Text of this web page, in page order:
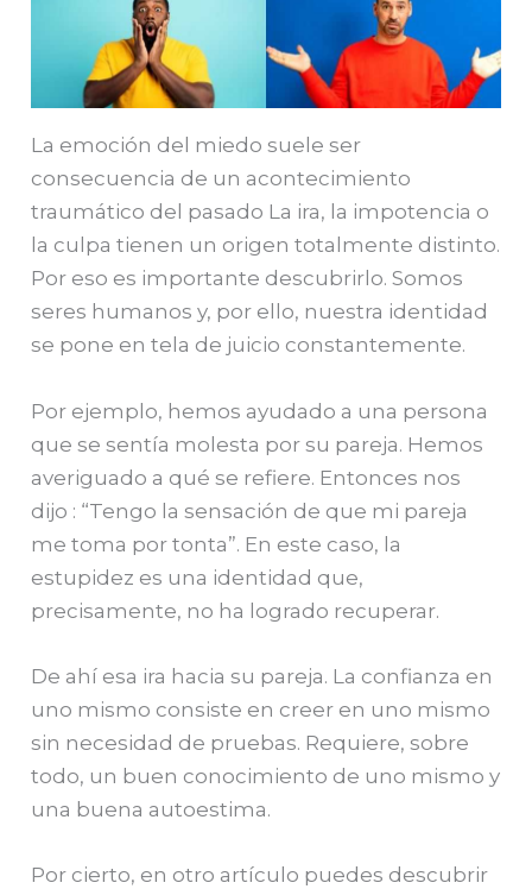
La emoción del miedo suele ser
consecuencia de un acontecimiento
traumático del pasado La ira, la impotencia o
la culpa tienen un origen totalmente distinto.
Por eso es importante descubrirlo.Somos
seres humanos y, por ello, nuestra identidad
se pone en tela de juicio constantemente.
Por ejemplo, hemos ayudado a una persona
que se sentía molesta por su pareja. Hemos
averiguado a qué se refiere. Entonces nos
dijo : “Tengo la sensación de que mi pareja
me toma por tonta”. En este caso, la
estupidez es una identidad que,
precisamente, no ha logrado recuperar.
De ahí esa ira hacia su pareja. La confianza en
uno mismo consiste en creer en uno mismo
sin necesidad de pruebas. Requiere, sobre
todo, un buen conocimiento de uno mismo y
una buena autoestima.
Por cierto, en otro artículo puedes descubrir